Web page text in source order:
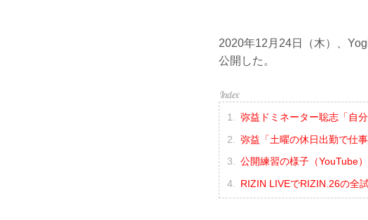
2020年12月24日（木）、
公開した。
弥益ドミネーター聡志「自
弥益「土曜の休日出勤で仕
公開練習の様子（YouTube）
RIZIN LIVEでRIZIN.26の全